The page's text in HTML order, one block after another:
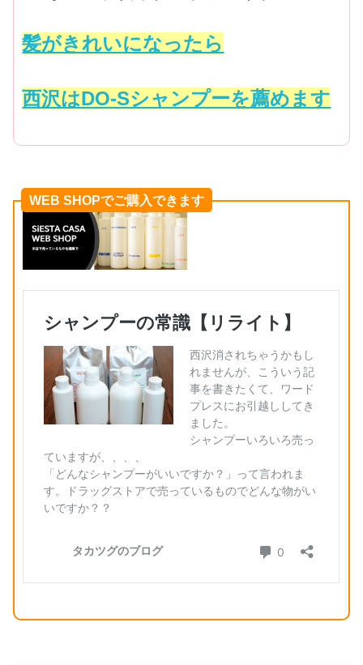
髪がきれいになったら
西沢はDO-Sシャンプーを薦めます
WEB SHOPでご購入できます